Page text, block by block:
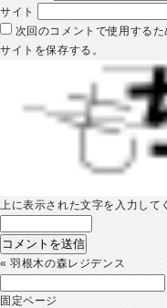
サイト
次回のコメントで使用する
サイトを保存する。
上に表示された文字を入力して
«羽根木の森レジデンス
索:
固定ページ